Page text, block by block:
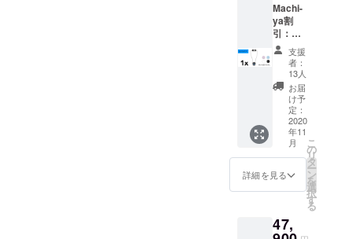
Machi-
ya割
引：
50.1%
オフ！
POLAR
SEAL
GEMM
1個
本体価
格：
49900
円
→2490
0円
（50.1
フ） カ
ラー：
支援
者：
13人
お届
け予
定：
2020
年11
月
詳細を見る
こ
の
リ
タ
ー
ン
を
選
択
す
る
47,